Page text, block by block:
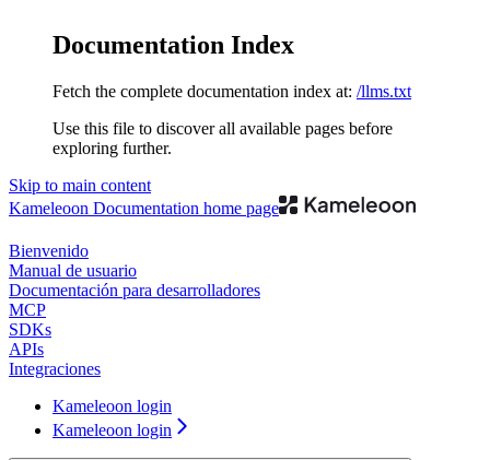
Documentation Index
Fetch the complete documentation index at: /llms.txt
Use this file to discover all available pages before
exploring further.
Skip to main content
Kameleoon Documentation home page
Bienvenido
Manual de usuario
Documentación para desarrolladores
MCP
SDKs
APIs
Integraciones
Kameleoon login
Kameleoon login